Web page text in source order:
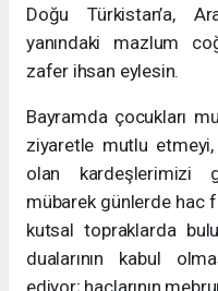
Doğu Türkistan’a,
yanındaki mazlum
zafer ihsan eylesin.
Bayramda çocukları
ziyaretle mutlu
olan kardeşlerimizi
mübarek günlerde hac
kutsal topraklarda
dualarının kabul